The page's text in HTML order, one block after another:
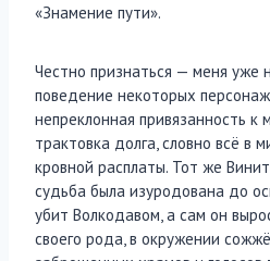
«Знамение пути».
Честно признаться — меня уже
поведение некоторых
непреклонная привязанность к
трактовка долга, словно всё в
кровной расплаты. Тот же
судьба была изуродована до
убит Волкодавом, а сам он
своего рода, в окружении